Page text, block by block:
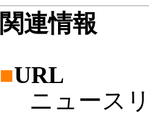
関連情報
■URL
ニュースリ